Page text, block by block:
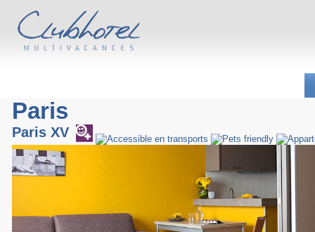
Paris
Paris XV